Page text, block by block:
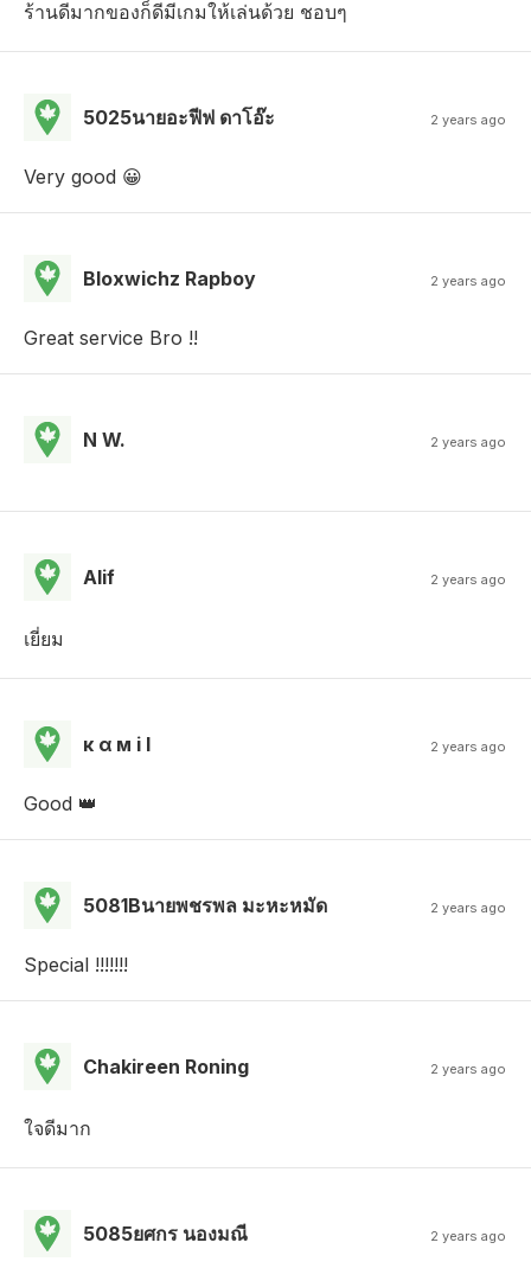
ร้านดีมากของก็ดีมีเกมให้เล่นด้วย ชอบๆ
5025นายอะฟีฟ ดาโอ๊ะ 2 years ago
Very good 😀
Bloxwichz Rapboy 2 years ago
Great service Bro !!
N W. 2 years ago
Alif 2 years ago
เยี่ยม
к α м i l 2 years ago
Good 👑
5081Bนายพชรพล มะหะหมัด 2 years ago
Special !!!!!!!
Chakireen Roning 2 years ago
ใจดีมาก
5085ยศกร นองมณี 2 years ago